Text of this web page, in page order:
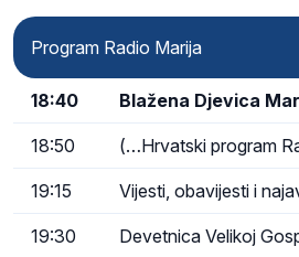
Program Radio Marija
18:40 Blažena Djevica
18:50 (…Hrvatski program
19:15 Vijesti, obavijesti i
19:30 Devetnica Velikoj